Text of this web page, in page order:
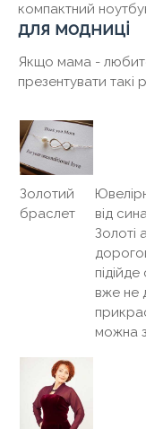
компактний
для модниці
Якщо мама -
презентувати такі
Золотий
браслет
від
Золоті
підійде
вже не
можна